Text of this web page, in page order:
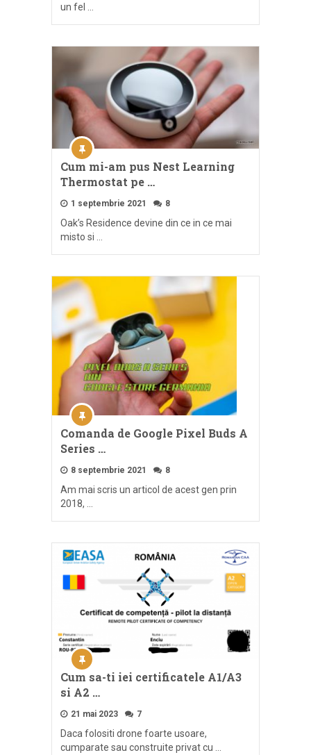
un fel …
Cum mi-am pus Nest Learning
Thermostat pe …
1 septembrie 2021 8
Oak’s Residence devine din ce in ce mai
misto si …
Comanda de Google Pixel Buds A
Series …
8 septembrie 2021 8
Am mai scris un articol de acest gen prin
2018, …
Cum sa-ti iei certificatele A1/A3
si A2 …
21 mai 2023 7
Daca folositi drone foarte usoare,
cumparate sau construite privat cu …